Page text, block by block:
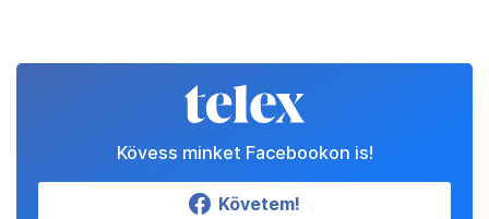
Kövess minket Facebookon is!
Követem!